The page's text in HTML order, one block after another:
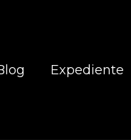
Expediente